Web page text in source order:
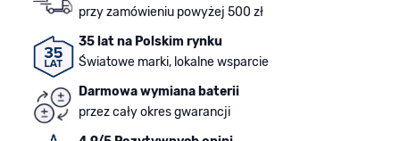
przy zamówieniu powyżej 500 zł
35 lat na Polskim rynku
Światowe marki, lokalne wsparcie
Darmowa wymiana baterii
przez cały okres gwarancji